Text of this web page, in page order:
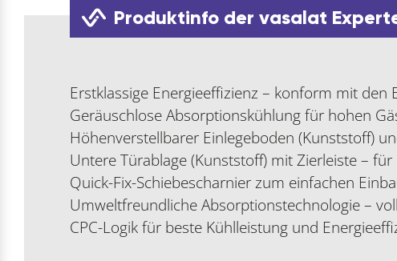
Produktinfo der vasalat
Erstklassige Energieeffizienz – konform mit
Geräuschlose Absorptionskühlung für hohen
Höhenverstellbarer Einlegeboden (Kunststoff)
Untere Türablage (Kunststoff) mit Zierleiste –
Quick-Fix-Schiebescharnier zum einfachen
Umweltfreundliche Absorptionstechnologie –
CPC-Logik für beste Kühlleistung und